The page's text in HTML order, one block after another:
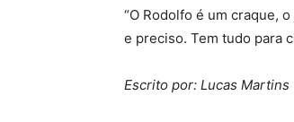
“O Rodolfo é um craque,
e preciso. Tem tudo para
Escrito por: Lucas Martins